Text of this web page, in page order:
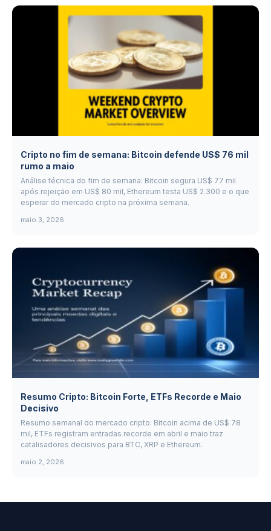
Cripto no fim de semana: Bitcoin defende US$ 76 mil
rumo a maio
Análise técnica do fim de semana: Bitcoin segura US$ 77 mil
após rejeição em US$ 80 mil, Ethereum testa US$ 2.300 e o que
esperar do mercado cripto na próxima semana.
maio 3, 2026
Resumo Cripto: Bitcoin Forte, ETFs Recorde e Maio
Decisivo
Resumo semanal do mercado cripto: Bitcoin acima de US$ 78
mil, ETFs registram entradas recorde em abril e maio traz
catalisadores decisivos para BTC, XRP e Ethereum.
maio 2, 2026